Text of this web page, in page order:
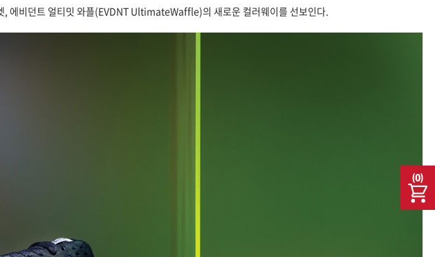
(0)
에비던트 얼티밋 와플(EVDNT UltimateWaffle)의 새로운 컬러웨이를 선보인다.